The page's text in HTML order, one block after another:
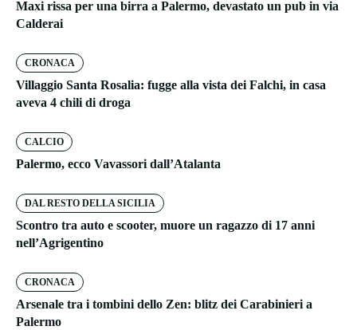
Maxi rissa per una birra a Palermo, devastato un pub in via
Calderai
CRONACA
Villaggio Santa Rosalia: fugge alla vista dei Falchi, in casa
aveva 4 chili di droga
CALCIO
Palermo, ecco Vavassori dall’Atalanta
DAL RESTO DELLA SICILIA
Scontro tra auto e scooter, muore un ragazzo di 17 anni
nell’Agrigentino
CRONACA
Arsenale tra i tombini dello Zen: blitz dei Carabinieri a
Palermo